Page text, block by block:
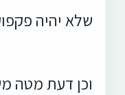
שלא יהיה
וכן דעת מטה